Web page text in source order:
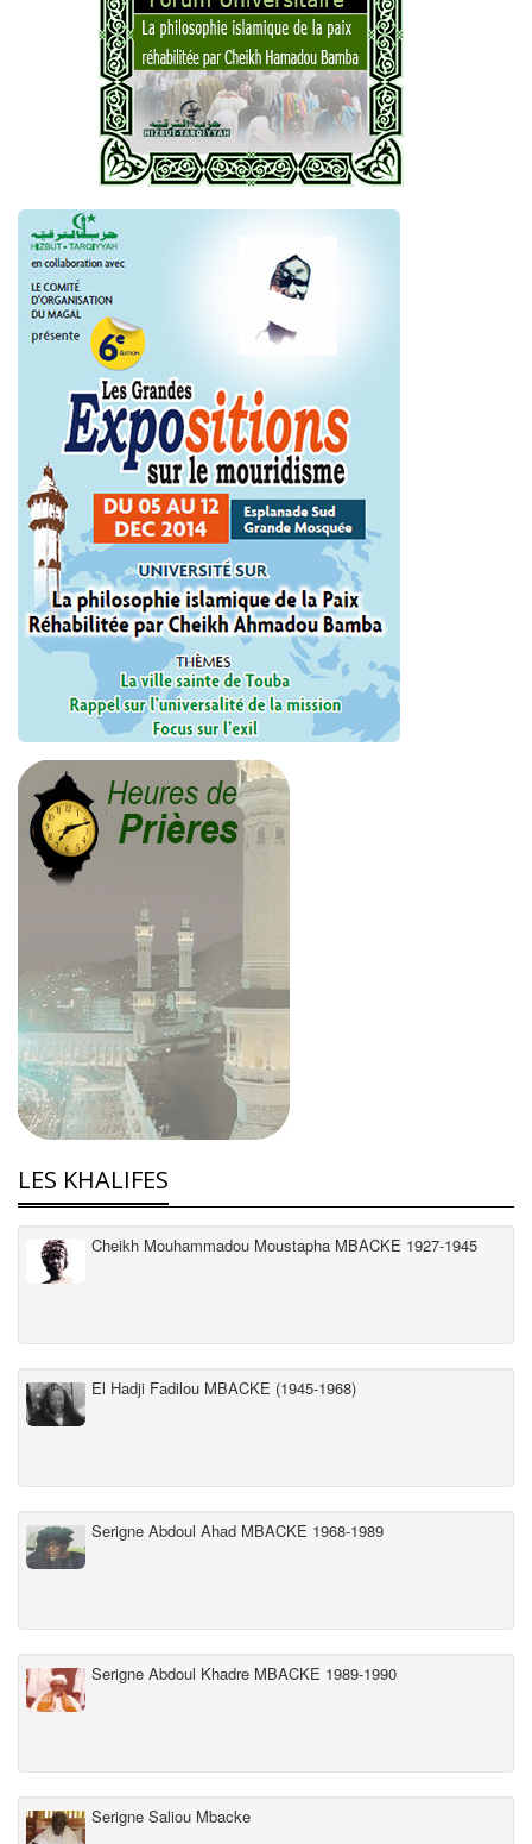
LES KHALIFES
Cheikh Mouhammadou Moustapha MBACKE 1927-1945
El Hadji Fadilou MBACKE (1945-1968)
Serigne Abdoul Ahad MBACKE 1968-1989
Serigne Abdoul Khadre MBACKE 1989-1990
Serigne Saliou Mbacke